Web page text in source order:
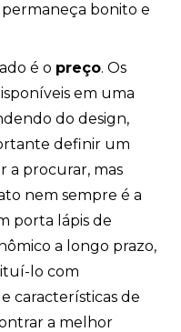
bonito e
é o preço. Os
em uma
do design,
definir um
a procurar, mas
nem sempre é a
porta lápis de
a longo prazo,
lo com
características de
a melhor